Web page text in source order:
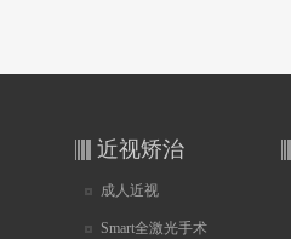
近视矫治
成人近视
Smart全激光手术